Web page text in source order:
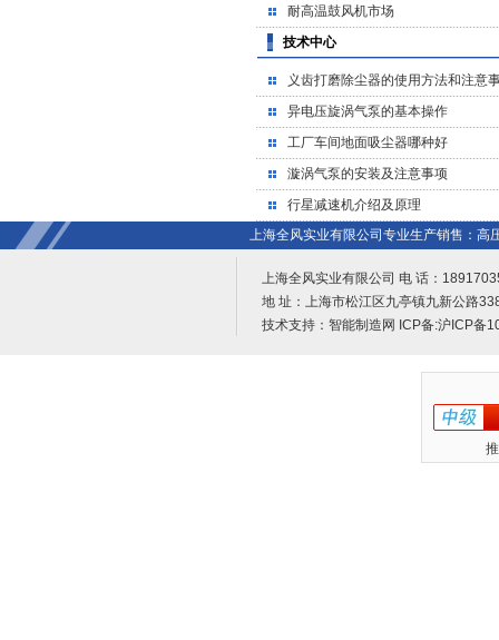
耐高温鼓风机市场
技术中心
义齿打磨除尘器的使用方法和注意
异电压旋涡气泵的基本操作
工厂车间地面吸尘器哪种好
漩涡气泵的安装及注意事项
行星减速机介绍及原理
上海全风实业有限公司专业生产销售：高
上海全风实业有限公司 电 话：
地 址：上海市松江区九亭镇九新公路
技术支持： 智能制造网 ICP备:沪ICP备